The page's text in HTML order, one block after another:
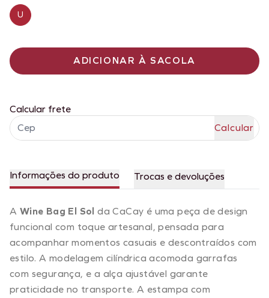
U
ADICIONAR À SACOLA
Calcular frete
Informações do produto Trocas e devoluções
A Wine Bag El Sol da CaCay é uma peça de design
funcional com toque artesanal, pensada para
acompanhar momentos casuais e descontraídos com
estilo. A modelagem cilíndrica acomoda garrafas
com segurança, e a alça ajustável garante
praticidade no transporte. A estampa com